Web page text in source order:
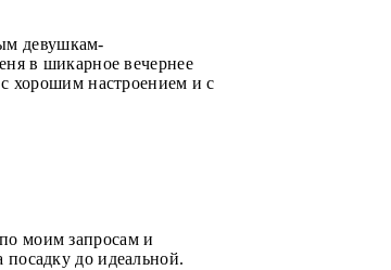
девушкам-
в шикарное вечернее
хорошим настроением и с
моим запросам и
посадку до идеальной.